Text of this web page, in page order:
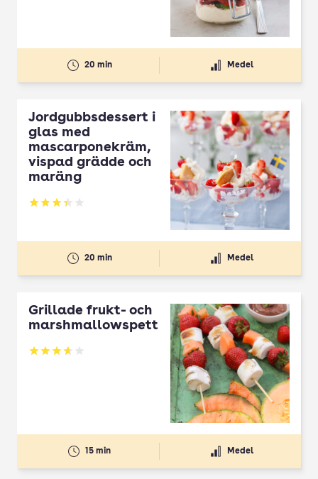
20 min Medel
Jordgubbsdessert i
glas med
mascarponekräm,
vispad grädde och
maräng
Betyg: 3.36 av 5
20 min Medel
Grillade frukt- och
marshmallowspett
Betyg: 3.62 av 5
15 min Medel